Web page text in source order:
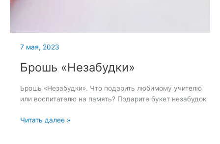
7 мая, 2023
Брошь «Незабудки»
Брошь «Незабудки». Что подарить любимому учителю
или воспитателю на память? Подарите букет незабудок
Брошь
Читать далее »